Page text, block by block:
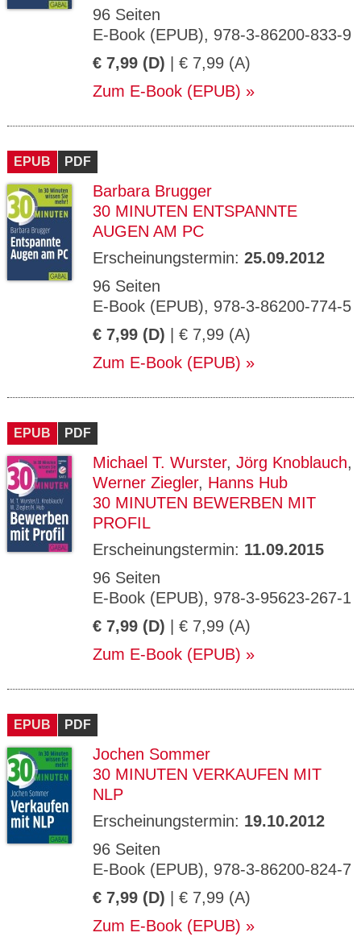
96 Seiten
E-Book (EPUB), 978-3-86200-833-9
€ 7,99 (D) | € 7,99 (A)
Zum E-Book (EPUB)
EPUB PDF
Barbara Brugger
30 MINUTEN ENTSPANNTE
AUGEN AM PC
Erscheinungstermin: 25.09.2012
96 Seiten
E-Book (EPUB), 978-3-86200-774-5
€ 7,99 (D) | € 7,99 (A)
Zum E-Book (EPUB)
EPUB PDF
Michael T. Wurster, Jörg Knoblauch,
Werner Ziegler, Hanns Hub
30 MINUTEN BEWERBEN MIT
PROFIL
Erscheinungstermin: 11.09.2015
96 Seiten
E-Book (EPUB), 978-3-95623-267-1
€ 7,99 (D) | € 7,99 (A)
Zum E-Book (EPUB)
EPUB PDF
Jochen Sommer
30 MINUTEN VERKAUFEN MIT
NLP
Erscheinungstermin: 19.10.2012
96 Seiten
E-Book (EPUB), 978-3-86200-824-7
€ 7,99 (D) | € 7,99 (A)
Zum E-Book (EPUB)